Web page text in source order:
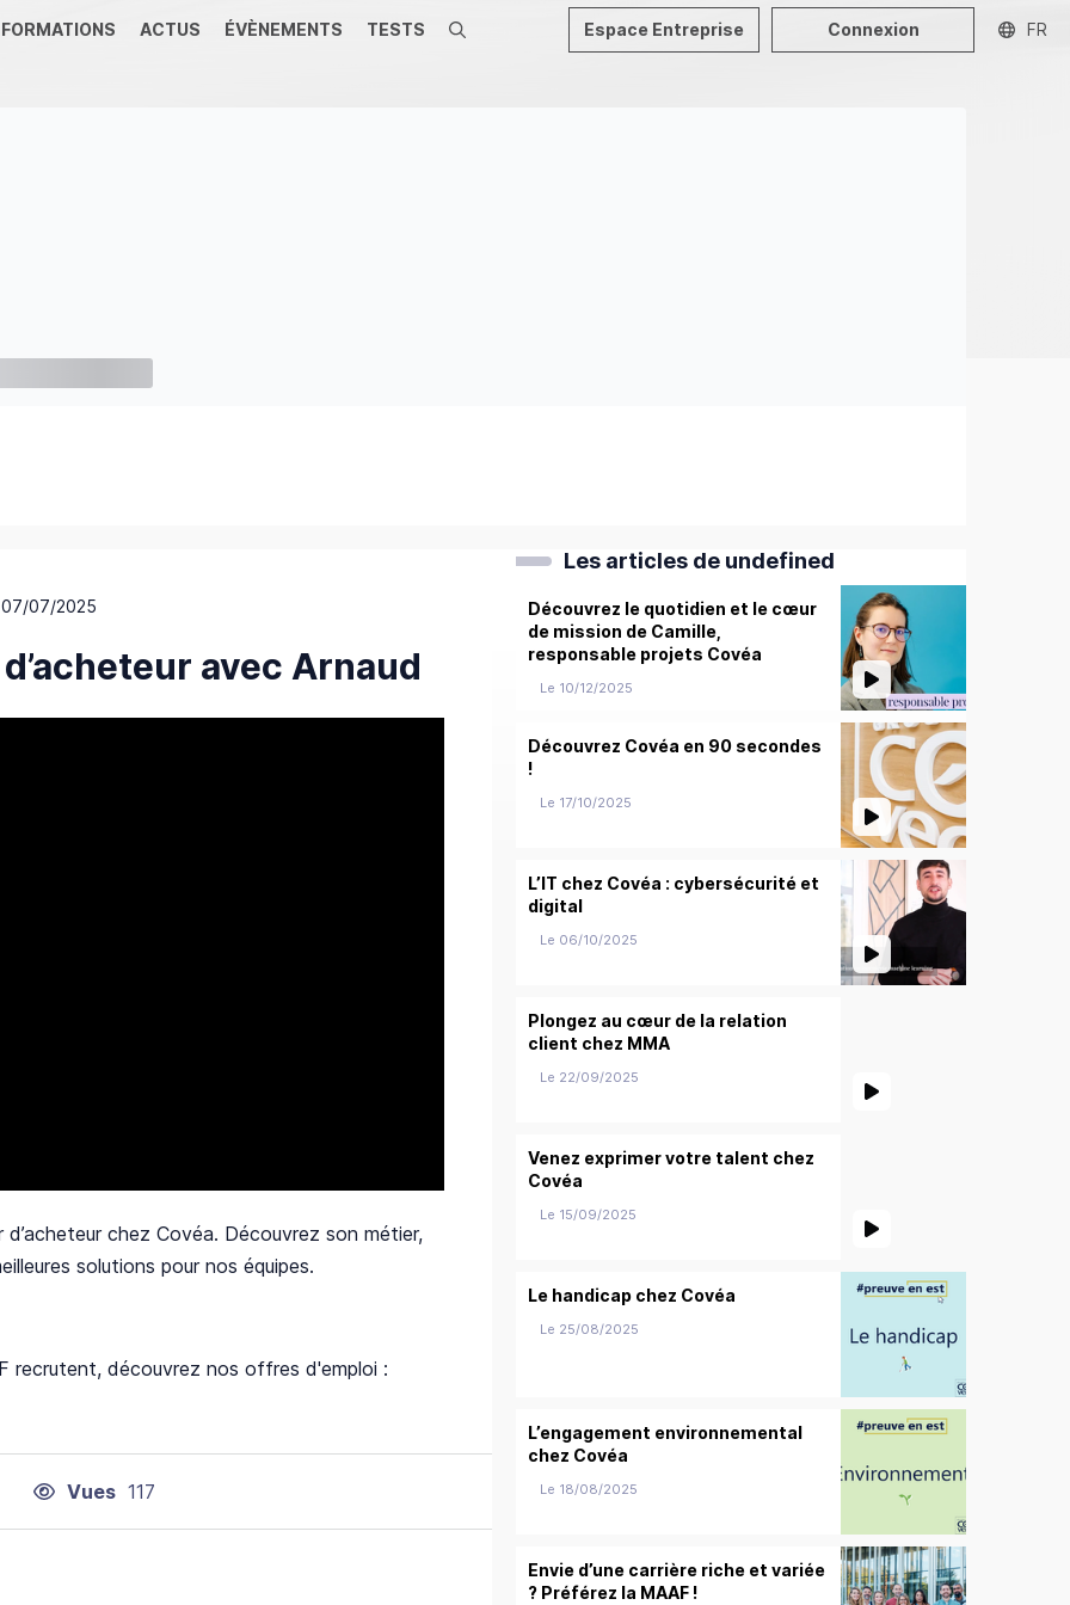
FORMATIONS ACTUS ÉVÈNEMENTS TESTS Recherche Espace Entreprise Connexion FR
07/2025
avec Arnaud
chez Covéa. Découvrez son métier,
solutions pour nos équipes.
recrutent, découvrez nos offres d'emploi :
Vues 117
Les articles de undefined
Découvrez le quotidien et le cœur
de mission de Camille,
responsable projets Covéa
Le 10/12/2025
Découvrez Covéa en 90 secondes
!
Le 17/10/2025
L’IT chez Covéa : cybersécurité et
digital
Le 06/10/2025
Plongez au cœur de la relation
client chez MMA
Le 22/09/2025
Venez exprimer votre talent chez
Covéa
Le 15/09/2025
Le handicap chez Covéa
Le 25/08/2025
L’engagement environnemental
chez Covéa
Le 18/08/2025
Envie d’une carrière riche et variée
? Préférez la MAAF !